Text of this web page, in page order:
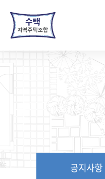
로
가
공지사항